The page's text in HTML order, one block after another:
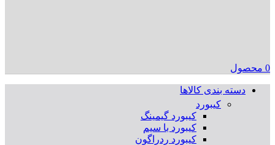
0 محصول
دسته بندی کالاها
کیبورد
کیبورد گیمینگ
کیبورد با سیم
کیبورد ردراگون